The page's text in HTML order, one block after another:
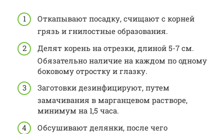
Откапывают посадку, счищают с корней
грязь и гнилостные образования.
Делят корень на отрезки, длиной 5-7 см.
Обязательно наличие на каждом по одному
боковому отростку и глазку.
Заготовки дезинфицируют, путем
замачивания в марганцевом растворе,
минимум на 1,5 часа.
Обсушивают делянки, после чего